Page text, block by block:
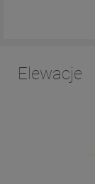
Elewacje